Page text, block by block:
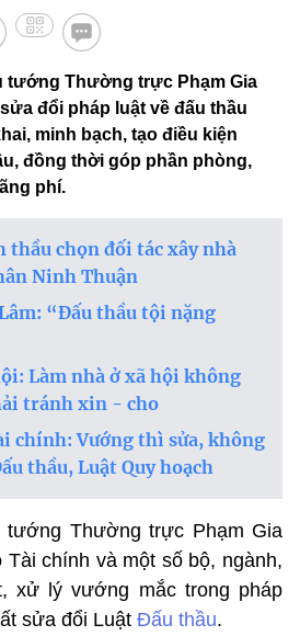
tướng Thường trực Phạm Gia
đổi pháp luật về đấu thầu
minh bạch, tạo điều kiện
đồng thời góp phần phòng,
phí.
thầu chọn đối tác xây nhà
Ninh Thuận
“Đấu thầu tội nặng
Làm nhà ở xã hội không
tránh xin - cho
chính: Vướng thì sửa, không
thầu, Luật Quy hoạch
tướng Thường trực Phạm Gia
chính và một số bộ, ngành,
xử lý vướng mắc trong pháp
sửa đổi Luật Đấu thầu.